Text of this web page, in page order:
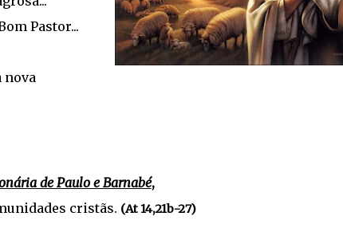
Pastor...
nova
de Paulo e Barnabé,
cristãs. (At 14,21b-27)